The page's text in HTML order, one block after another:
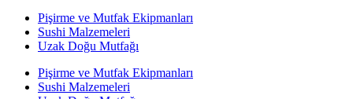
Pişirme ve Mutfak Ekipmanları
Sushi Malzemeleri
Uzak Doğu Mutfağı
Pişirme ve Mutfak Ekipmanları
Sushi Malzemeleri